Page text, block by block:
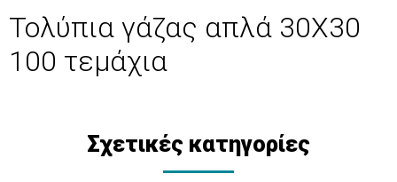
Τολύπια γάζας απλά 30Χ30
100 τεμάχια
Σχετικές κατηγορίες